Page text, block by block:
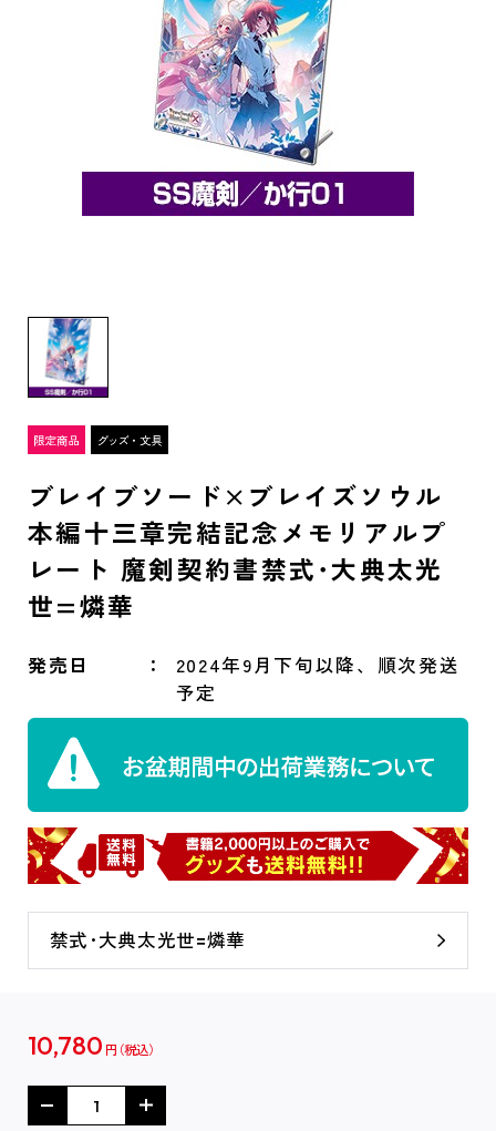
ブレイブソード×ブレイズソウル
本編十三章完結記念メモリアルプ
レート 魔剣契約書禁式･大典太光
世=燐華
発売日
2024年9月下旬以降、順次発送
予定
禁式･大典太光世=燐華
10,780 円